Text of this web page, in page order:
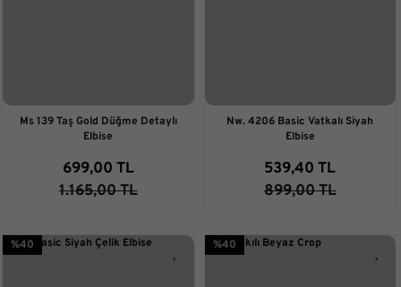
Ms 139 Taş Gold Düğme Detaylı
Elbise
699,00 TL
1.165,00 TL
Nw. 4206 Basic Vatkalı Siyah
Elbise
539,40 TL
899,00 TL
%40 %40